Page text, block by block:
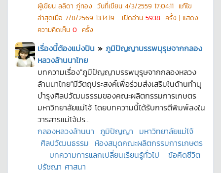
ผู้เขียน ลลิดา ภู่ทอง วันที่เขียน 4/3/2559 17:04:11 แก้ไข
ล่าสุดเมื่อ 7/8/2569 13:14:19 เปิดอ่าน 5938 ครั้ง | แสดง
ความคิดเห็น 0 ครั้ง
เรื่องนี้ต้องแบ่งปัน » ภูมิปัญญาบรรพบุรุษจากกลอง
หลวงล้านนาไทย
บทความเรื่อง"ภูมิปัญญาบรรพบุรุษจากกลองหลวง
ล้านนาไทย"มีวัตถุประสงค์เพื่อร่วมส่งเสริมในด้านทำนุ
บำรุงศิลปวัฒนธรรมของคณะผลิตกรรมการเกษตร
มหาวิทยาลัยแม่โจ้ โดยบทความนี้ได้รับการตีพิมพ์ลงใน
วารสารแม่โจ้ปร...
กลองหลวงล้านนา ภูมิปัญญา มหาวิทยาลัยแม่โจ้
ศิลปวัฒนธรรม ห้องสมุดคณะผลิตกรรมการเกษตร
บทความการแลกเปลี่ยนเรียนรู้ทั่วไป
ข้อคิดชีวิต
ปรัชญา ศาสนา